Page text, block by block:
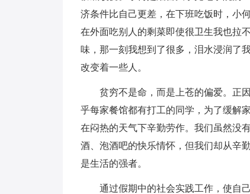
济条件比自己更差，在下班吃饭时，小
在外面吃别人的剩菜即使很卫生我也拉
味，那一刻我想到了很多，泪水浸润
改变着一些人。
贫穷不是命，而是上苍的偏爱。正因
乎每家餐馆都有打工的同学，为了缓解
在闷热的天气下辛勤劳作。我们虽然没
酒、泡酒吧的快乐情怀，但我们却从辛
是生活的强者。
通过假期中的社会实践工作，使自己